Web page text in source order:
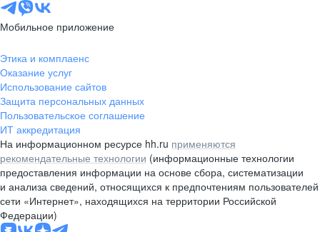
Мобильное приложение
Этика и комплаенс
Оказание услуг
Использование сайтов
Защита персональных данных
Пользовательское соглашение
ИТ аккредитация
На информационном ресурсе hh.ru применяются
рекомендательные технологии (информационные технологии
предоставления информации на основе сбора, систематизации
и анализа сведений, относящихся к предпочтениям пользователей
сети «Интернет», находящихся на территории Российской
Федерации)